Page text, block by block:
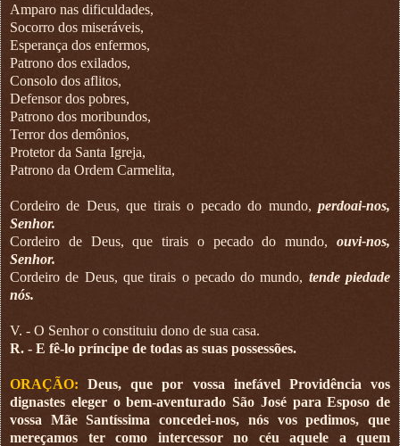
Amparo nas dificuldades,
Socorro dos miseráveis,
Esperança dos enfermos,
Patrono dos exilados,
Consolo dos aflitos,
Defensor dos pobres,
Patrono dos moribundos,
Terror dos demônios,
Protetor da Santa Igreja,
Patrono da Ordem Carmelita,
Cordeiro de Deus, que tirais o pecado do mundo, perdoai-nos,
Senhor.
Cordeiro de Deus, que tirais o pecado do mundo, ouvi-nos,
Senhor.
Cordeiro de Deus, que tirais o pecado do mundo, tende piedade
nós.
V. - O Senhor o constituiu dono de sua casa.
R. - E fê-lo príncipe de todas as suas possessões.
ORAÇÃO:
Deus, que por vossa inefável Providência vos
dignastes eleger o bem-aventurado São José para Esposo de
vossa Mãe Santíssima concedei-nos, nós vos pedimos, que
mereçamos ter como intercessor no céu aquele a quem